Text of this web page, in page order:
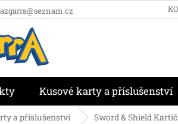
azgarra@seznam.cz
Kusové karty a příslušenství
a příslušenství Sword & Shield